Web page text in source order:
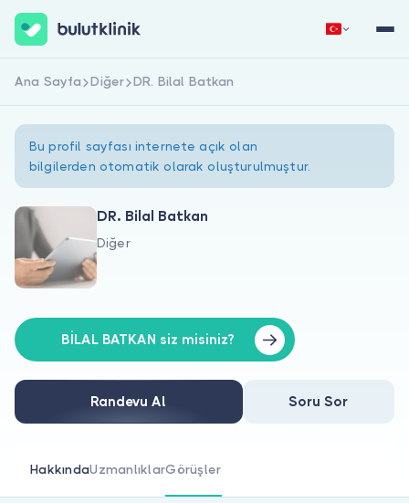
Hakkımızda
Doktorlar için
Doktor musunuz?
Hemen Kaydol
Ana Sayfa Diğer DR. Bilal Batkan
Bu profil sayfası internete açık olan
bilgilerden otomatik olarak oluşturulmuştur.
DR. Bilal Batkan
Diğer
BİLAL BATKAN siz misiniz?
Randevu Al Soru Sor
HakkındaUzmanlıklarGörüşler